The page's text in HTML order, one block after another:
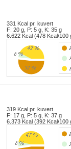
331 Kcal pr. kuvert
F: 20 g, P: 5 g, K: 35 g
6.622 Kcal (478 Kcal/100
319 Kcal pr. kuvert
F: 17 g, P: 5 g, K: 37 g
6.373 Kcal (392 Kcal/100